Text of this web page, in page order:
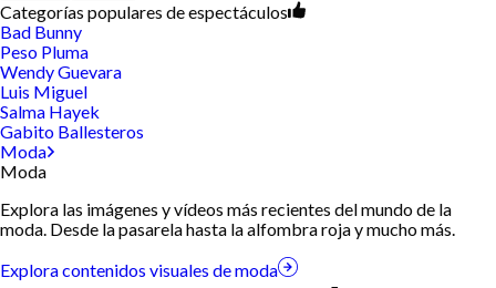
Categorías populares de espectáculos
Bad Bunny
Peso Pluma
Wendy Guevara
Luis Miguel
Salma Hayek
Gabito Ballesteros
Moda
Moda
Explora las imágenes y vídeos más recientes del mundo de la
moda. Desde la pasarela hasta la alfombra roja y mucho más.
Explora contenidos visuales de moda